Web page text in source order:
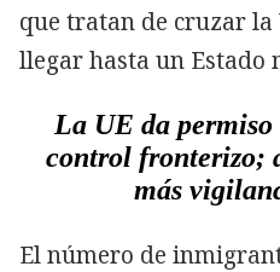
que tratan de cruzar
llegar hasta un Estado
La UE da permiso
control fronterizo;
más
El número de